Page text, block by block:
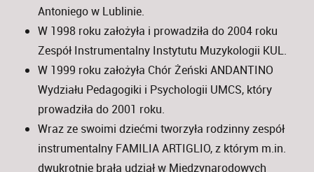
Antoniego w Lublinie.
W 1998 roku założyła i prowadziła do 2004 roku
Zespół Instrumentalny Instytutu Muzykologii KUL.
W 1999 roku założyła Chór Żeński ANDANTINO
Wydziału Pedagogiki i Psychologii UMCS, który
prowadziła do 2001 roku.
Wraz ze swoimi dziećmi tworzyła rodzinny zespół
instrumentalny FAMILIA ARTIGLIO, z którym m.in.
dwukrotnie brała udział w Międzynarodowych